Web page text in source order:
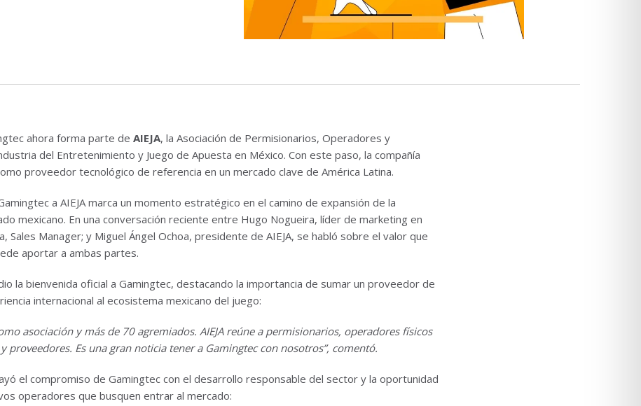
ahora forma parte de AIEJA, la Asociación de Permisionarios, Operadores y
del Entretenimiento y Juego de Apuesta en México. Con este paso, la compañía
proveedor tecnológico de referencia en un mercado clave de América Latina.
a AIEJA marca un momento estratégico en el camino de expansión de la
mexicano. En una conversación reciente entre Hugo Nogueira, líder de marketing en
Sales Manager; y Miguel Ángel Ochoa, presidente de AIEJA, se habló sobre el valor que
aportar a ambas partes.
la bienvenida oficial a Gamingtec, destacando la importancia de sumar un proveedor de
internacional al ecosistema mexicano del juego:
asociación y más de 70 agremiados. AIEJA reúne a permisionarios, operadores físicos
proveedores. Es una gran noticia tener a Gamingtec con nosotros”, comentó.
el compromiso de Gamingtec con el desarrollo responsable del sector y la oportunidad
operadores que busquen entrar al mercado: